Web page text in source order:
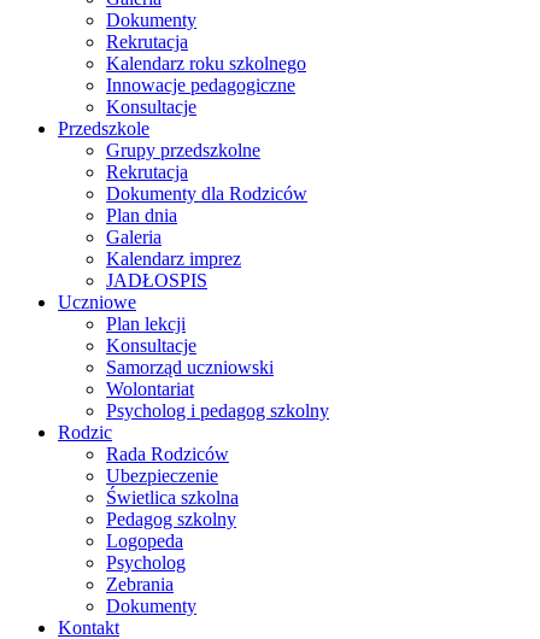
Dokumenty
Rekrutacja
Kalendarz roku szkolnego
Innowacje pedagogiczne
Konsultacje
Przedszkole
Grupy przedszkolne
Rekrutacja
Dokumenty dla Rodziców
Plan dnia
Galeria
Kalendarz imprez
JADŁOSPIS
Uczniowe
Plan lekcji
Konsultacje
Samorząd uczniowski
Wolontariat
Psycholog i pedagog szkolny
Rodzic
Rada Rodziców
Ubezpieczenie
Świetlica szkolna
Pedagog szkolny
Logopeda
Psycholog
Zebrania
Dokumenty
Kontakt